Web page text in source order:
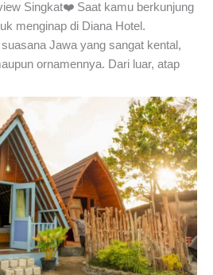
Singkat❤️ Saat kamu berkunjung
menginap di Diana Hotel.
Jawa yang sangat kental,
ornamennya. Dari luar, atap